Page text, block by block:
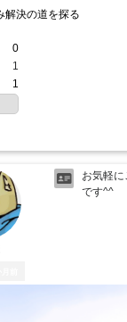
解決の道を探る
0
1
1
お気軽
です^^